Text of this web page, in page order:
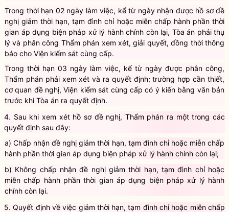
cơ sở giáo dục bắt buộc, Giám đốc cơ sở cai nghiện bắt buộc.
Trong thời hạn 02 ngày làm việc, kể từ ngày nhận được hồ sơ đề
nghị giảm thời hạn, tạm đình chỉ hoặc miễn chấp hành phần thời
gian áp dụng biện pháp xử lý hành chính còn lại, Tòa án phải thụ
lý và phân công Thẩm phán xem xét, giải quyết, đồng thời thông
báo cho Viện kiểm sát cùng cấp.
Trong thời hạn 03 ngày làm việc, kể từ ngày được phân công,
Thẩm phán phải xem xét và ra quyết định; trường hợp cần thiết,
cơ quan đề nghị, Viện kiểm sát cùng cấp có ý kiến bằng văn bản
4. Sau khi xem xét hồ sơ đề nghị, Thẩm phán ra một trong các
quyết định sau đây:
a) Chấp nhận đề nghị giảm thời hạn, tạm đình chỉ hoặc miễn chấp
hành phần thời gian áp dụng biện pháp xử lý hành chính còn lại;
b) Không chấp nhận đề nghị giảm thời hạn, tạm đình chỉ hoặc
miễn chấp hành phần thời gian áp dụng biện pháp xử lý hành